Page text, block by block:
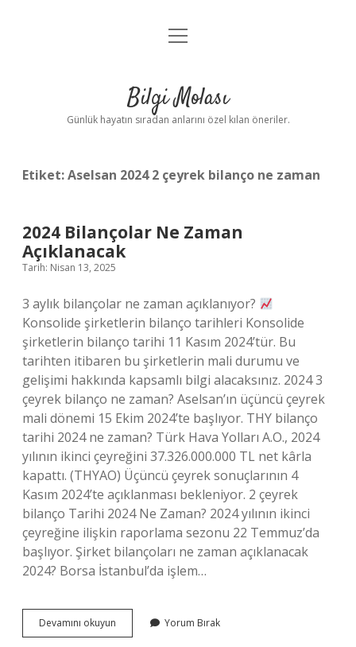
Anasayfa
Yasal Uyarı
menüyü
Bilgi Molası
Günlük hayatın sıradan anlarını özel kılan öneriler.
Etiket:Aselsan 2024 2 çeyrek bilanço ne zaman
2024 Bilançolar Ne Zaman
Açıklanacak
Tarih: Nisan 13, 2025
3 aylık bilançolar ne zaman açıklanıyor?
Konsolide şirketlerin bilanço tarihleri ​​Konsolide
şirketlerin bilanço tarihi 11 Kasım 2024’tür. Bu
tarihten itibaren bu şirketlerin mali durumu ve
gelişimi hakkında kapsamlı bilgi alacaksınız. 2024 3
çeyrek bilanço ne zaman? Aselsan’ın üçüncü çeyrek
mali dönemi 15 Ekim 2024’te başlıyor. THY bilanço
tarihi 2024 ne zaman? Türk Hava Yolları A.O., 2024
yılının ikinci çeyreğini 37.326.000.000 TL net kârla
kapattı. (THYAO) Üçüncü çeyrek sonuçlarının 4
Kasım 2024’te açıklanması bekleniyor. 2 çeyrek
bilanço Tarihi 2024 Ne Zaman? 2024 yılının ikinci
çeyreğine ilişkin raporlama sezonu 22 Temmuz’da
başlıyor. Şirket bilançoları ne zaman açıklanacak
2024? Borsa İstanbul’da işlem…
Devamını okuyun
Bilançolar
Yorum Bırak